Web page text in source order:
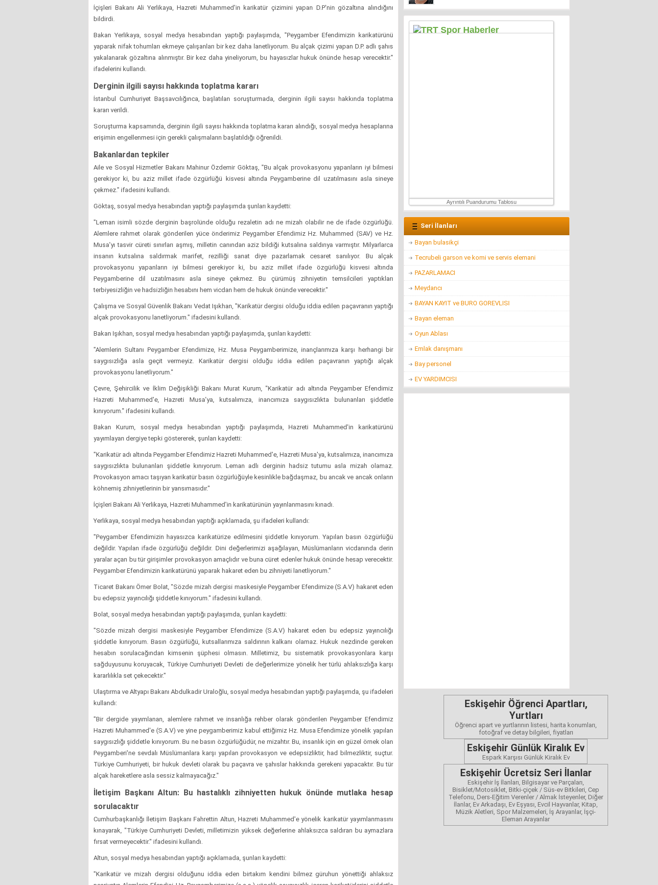
İçişleri Bakanı Ali Yerlikaya, Hazreti Muhammed'in karikatür çizimini yapan D.P'nin gözaltına alındığını
bildirdi.
Bakan Yerlikaya, sosyal medya hesabından yaptığı paylaşımda, "Peygamber Efendimizin karikatürünü
yaparak nifak tohumları ekmeye çalışanları bir kez daha lanetliyorum. Bu alçak çizimi yapan D.P. adlı şahıs
yakalanarak gözaltına alınmıştır. Bir kez daha yineliyorum, bu hayasızlar hukuk önünde hesap verecektir."
ifadelerini kullandı.
Derginin ilgili sayısı hakkında toplatma kararı
İstanbul Cumhuriyet Başsavcılığınca, başlatılan soruşturmada, derginin ilgili sayısı hakkında toplatma
kararı verildi.
Soruşturma kapsamında, derginin ilgili sayısı hakkında toplatma kararı alındığı, sosyal medya hesaplarına
erişimin engellenmesi için gerekli çalışmaların başlatıldığı öğrenildi.
Bakanlardan tepkiler
Aile ve Sosyal Hizmetler Bakanı Mahinur Özdemir Göktaş , "Bu alçak provokasyonu yapanların iyi bilmesi
gerekiyor ki, bu aziz millet ifade özgürlüğü kisvesi altında Peygamberine dil uzatılmasını asla sineye
çekmez." ifadesini kullandı.
Göktaş, sosyal medya hesabından yaptığı paylaşımda şunları kaydetti:
"Leman isimli sözde derginin başrolünde olduğu rezaletin adı ne mizah olabilir ne de ifade özgürlüğü.
Alemlere rahmet olarak gönderilen yüce önderimiz Peygamber Efendimiz Hz. Muhammed (SAV) ve Hz.
Musa'yı tasvir cüreti sınırları aşmış, milletin canından aziz bildiği kutsalına saldırıya varmıştır. Milyarlarca
insanın kutsalına saldırmak marifet, rezilliği sanat diye pazarlamak cesaret sanılıyor. Bu alçak
provokasyonu yapanların iyi bilmesi gerekiyor ki, bu aziz millet ifade özgürlüğü kisvesi altında
Peygamberine dil uzatılmasını asla sineye çekmez. Bu çürümüş zihniyetin temsilcileri yaptıkları
terbiyesizliğin ve hadsizliğin hesabını hem vicdan hem de hukuk önünde verecektir."
Çalışma ve Sosyal Güvenlik Bakanı Vedat Işıkhan , "Karikatür dergisi olduğu iddia edilen paçavranın yaptığı
alçak provokasyonu lanetliyorum." ifadesini kullandı.
Bakan Işıkhan, sosyal medya hesabından yaptığı paylaşımda, şunları kaydetti:
"Alemlerin Sultanı Peygamber Efendimize, Hz. Musa Peygamberimize, inançlarımıza karşı herhangi bir
saygısızlığa asla geçit vermeyiz. Karikatür dergisi olduğu iddia edilen paçavranın yaptığı alçak
provokasyonu lanetliyorum."
Çevre, Şehircilik ve İklim Değişikliği Bakanı Murat Kurum , "Karikatür adı altında Peygamber Efendimiz
Hazreti Muhammed'e, Hazreti Musa'ya, kutsalımıza, inancımıza saygısızlıkta bulunanları şiddetle
kınıyorum." ifadesini kullandı.
Bakan Kurum, sosyal medya hesabından yaptığı paylaşımda, Hazreti Muhammed'in karikatürünü
yayımlayan dergiye tepki göstererek, şunları kaydetti:
"Karikatür adı altında Peygamber Efendimiz Hazreti Muhammed'e, Hazreti Musa'ya, kutsalımıza, inancımıza
saygısızlıkta bulunanları şiddetle kınıyorum. Leman adlı derginin hadsiz tutumu asla mizah olamaz.
Provokasyon amacı taşıyan karikatür basın özgürlüğüyle kesinlikle bağdaşmaz, bu ancak ve ancak onların
köhnemiş zihniyetlerinin bir yansımasıdır."
İçişleri Bakanı Ali Yerlikaya , Hazreti Muhammed'in karikatürünün yayınlanmasını kınadı.
Yerlikaya, sosyal medya hesabından yaptığı açıklamada, şu ifadeleri kullandı:
"Peygamber Efendimizin hayasızca karikatürize edilmesini şiddetle kınıyorum. Yapılan basın özgürlüğü
değildir. Yapılan ifade özgürlüğü değildir. Dini değerlerimizi aşağılayan, Müslümanların vicdanında derin
yaralar açan bu tür girişimler provokasyon amaçlıdır ve buna cüret edenler hukuk önünde hesap verecektir.
Peygamber Efendimizin karikatürünü yaparak hakaret eden bu zihniyeti lanetliyorum."
Ticaret Bakanı Ömer Bolat, "Sözde mizah dergisi maskesiyle Peygamber Efendimize (S.A.V) hakaret eden
bu edepsiz yayıncılığı şiddetle kınıyorum." ifadesini kullandı.
Bolat, sosyal medya hesabından yaptığı paylaşımda, şunları kaydetti:
"Sözde mizah dergisi maskesiyle Peygamber Efendimize (S.A.V) hakaret eden bu edepsiz yayıncılığı
şiddetle kınıyorum. Basın özgürlüğü, kutsallarımıza saldırının kalkanı olamaz. Hukuk nezdinde gereken
hesabın sorulacağından kimsenin şüphesi olmasın. Milletimiz, bu sistematik provokasyonlara karşı
sağduyusunu koruyacak, Türkiye Cumhuriyeti Devleti de değerlerimize yönelik her türlü ahlaksızlığa karşı
kararlılıkla set çekecektir."
Ulaştırma ve Altyapı Bakanı Abdulkadir Uraloğlu , sosyal medya hesabından yaptığı paylaşımda, şu ifadeleri
kullandı:
"Bir dergide yayımlanan, alemlere rahmet ve insanlığa rehber olarak gönderilen Peygamber Efendimiz
Hazreti Muhammed'e (S.A.V) ve yine peygamberimiz kabul ettiğimiz Hz. Musa Efendimize yönelik yapılan
saygısızlığı şiddetle kınıyorum. Bu ne basın özgürlüğüdür, ne mizahtır. Bu, insanlık için en güzel örnek olan
Peygamberi'ne sevdalı Müslümanlara karşı yapılan provokasyon ve edepsizliktir, had bilmezliktir, suçtur.
Türkiye Cumhuriyeti, bir hukuk devleti olarak bu paçavra ve şahıslar hakkında gerekeni yapacaktır. Bu tür
alçak hareketlere asla sessiz kalmayacağız."
İletişim Başkanı Altun: Bu hastalıklı zihniyetten hukuk önünde mutlaka hesap
sorulacaktır
Cumhurbaşkanlığı İletişim Başkanı Fahrettin Altun , Hazreti Muhammed'e yönelik karikatür yayımlanmasını
kınayarak, "Türkiye Cumhuriyeti Devleti, milletimizin yüksek değerlerine ahlaksızca saldıran bu aymazlara
fırsat vermeyecektir." ifadesini kullandı.
Altun, sosyal medya hesabından yaptığı açıklamada, şunları kaydetti:
"Karikatür ve mizah dergisi olduğunu iddia eden birtakım kendini bilmez güruhun yönettiği ahlaksız
Hüseyin GÜVEN
ŞEHİT VAR! KONSER DE VAR, EĞLENCE DE!
Ayrıntılı Puandurumu Tablosu
Seri İlanları
Bayan bulasikçi
Tecrubeli garson ve komi ve servis elemani
PAZARLAMACI
Meydancı
BAYAN KAYIT ve BURO GOREVLISI
Bayan eleman
Oyun Ablası
Emlak danışmanı
Bay personel
EV YARDIMCISI
Eskişehir Öğrenci Apartları,
Yurtları
Öğrenci apart ve yurtlarının listesi, harita konumları,
fotoğraf ve detay bilgileri, fiyatları
Eskişehir Günlük Kiralık Ev
Espark Karşısı Günlük Kiralık Ev
Eskişehir Ücretsiz Seri İlanlar
Eskişehir İş İlanları, Bilgisayar ve Parçaları,
Bisiklet/Motosiklet, Bitki-çiçek / Süs-ev Bitkileri, Cep
Telefonu, Ders-Eğitim Verenler / Almak İsteyenler, Diğer
İlanlar, Ev Arkadaşı, Ev Eşyası, Evcil Hayvanlar, Kitap,
Müzik Aletleri, Spor Malzemeleri, İş Arayanlar, İşçi-
Eleman Arayanlar